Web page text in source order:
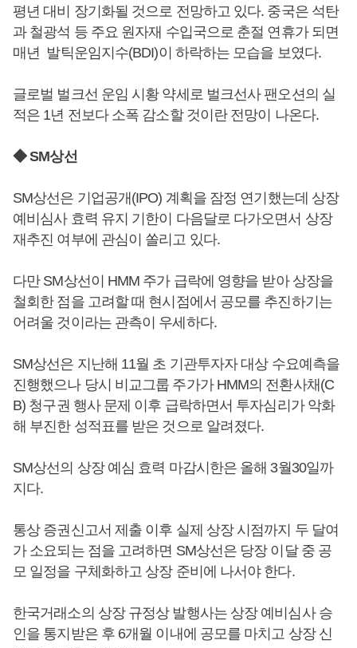
평년 대비 장기화될 것으로 전망하고 있다. 중국은 석탄
과 철광석 등 주요 원자재 수입국으로 춘절 연휴가 되면
매년 발틱운임지수(BDI)이 하락하는 모습을 보였다.
글로벌 벌크선 운임 시황 약세로 벌크선사 팬오션의 실
적은 1년 전보다 소폭 감소할 것이란 전망이 나온다.
◆ SM상선
SM상선은 기업공개(IPO) 계획을 잠정 연기했는데 상장
예비심사 효력 유지 기한이 다음달로 다가오면서 상장
재추진 여부에 관심이 쏠리고 있다.
다만 SM상선이 HMM 주가 급락에 영향을 받아 상장을
철회한 점을 고려할 때 현시점에서 공모를 추진하기는
어려울 것이라는 관측이 우세하다.
SM상선은 지난해 11월 초 기관투자자 대상 수요예측을
진행했으나 당시 비교그룹 주가가 HMM의 전환사채(C
B) 청구권 행사 문제 이후 급락하면서 투자심리가 악화
해 부진한 성적표를 받은 것으로 알려졌다.
SM상선의 상장 예심 효력 마감시한은 올해 3월30일까
지다.
통상 증권신고서 제출 이후 실제 상장 시점까지 두 달여
가 소요되는 점을 고려하면 SM상선은 당장 이달 중 공
모 일정을 구체화하고 상장 준비에 나서야 한다.
한국거래소의 상장 규정상 발행사는 상장 예비심사 승
인을 통지받은 후 6개월 이내에 공모를 마치고 상장 신